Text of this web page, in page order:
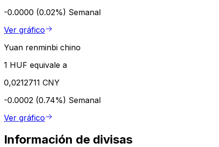
-0.0000 (0.02%) Semanal
Ver gráfico
Yuan renminbi chino
1 HUF equivale a
0,0212711 CNY
-0.0002 (0.74%) Semanal
Ver gráfico
Información de divisas